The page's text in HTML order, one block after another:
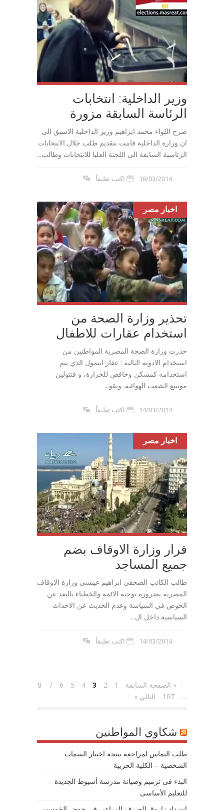
وزير الداخلية: انتخابات
الرئاسة السابقة مزورة
صرح اللواء محمد ابراهيم وزير الداخلية الاسبق الى
ان وزارة الداخلية قامت بتقديم طلب خلال الانتخابات
الرئاسية السابقة الى اللجنة العليا للانتخابات وطالب...
16/03/2014 اكتب تعليقاً
اخبار مصر
تحذير وزارة الصحة من
استخدام عقارات للاطفال
حذرت وزارة الصحة المصرية المواطنين من
استخدام الادوية التالية : عقار ابيمول الذي يتم
استخدامه كمسكن وخافض للحرارة، و فنتولين
موسع الشعب الهوائية. وتقو...
14/03/2014 اكتب تعليقاً
اخبار مصر
قرار وزارة الاوقاف بضم
جميع المساجد
طالب الكاتب الصحفي ابراهيم عيىسى وزارة الاوقاف
المصرية بضرورة توجيه الائمة والخطباء بالبعد عن
الخوض في السياسة وعدم الحديث عن الاحداث
السياسية داخل ال...
14/03/2014 اكتب تعليقاً
« الصفحة السابقة 1
2
3
4
5
6
7
8
…
107 التالي »
شكاوي المواطنين
طلب التماس لمراجعة نتيجة اختبار السمات
الشخصية – الكلية الحربية
البدء فى ترميم وصيانة مدرسة أسيوط الجديدة
للتعليم الأساسى